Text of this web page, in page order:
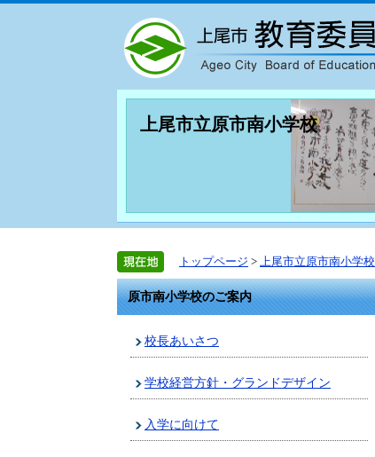
上尾市立原市南小学校
トップページ > 上尾市立原市南小学校
原市南小学校のご案内
校長あいさつ
学校経営方針・グランドデザイン
入学に向けて